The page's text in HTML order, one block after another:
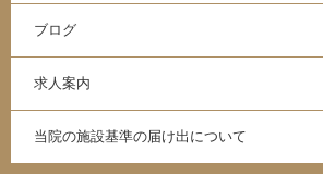
ブログ
求人案内
当院の施設基準の届け出について